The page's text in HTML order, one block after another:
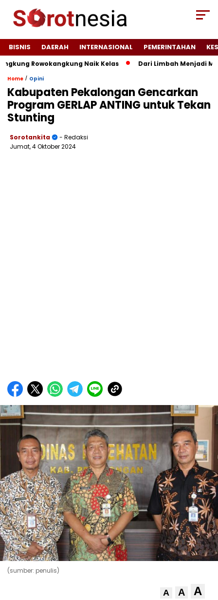
BISNIS DAERAH INTERNASIONAL PEMERINTAHAN
Rowokangkung Naik Kelas Dari Limbah Menjadi
Home / Opini
Kabupaten Pekalongan Gencarkan
Program GERLAP ANTING untuk Tekan
Stunting
Sorotankita
- Redaksi
Jumat, 4 Oktober 2024
(sumber: penulis)
A A A